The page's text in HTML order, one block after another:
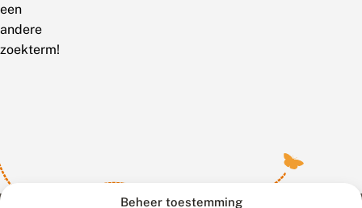
Beheer toestemming
een
andere
zoekterm!